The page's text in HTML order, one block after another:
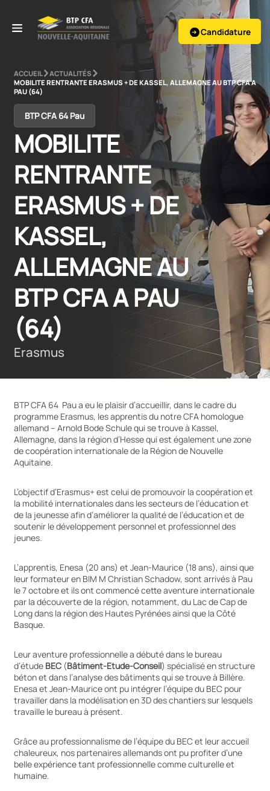
Candidature
ACCUEIL
ACTUALITÉS
MOBILITE RENTRANTE ERASMUS + DE KASSEL, ALLEMAGNE AU BTP CFA A
PAU (64)
BTP CFA 64 Pau
MOBILITE
RENTRANTE
ERASMUS + DE
KASSEL,
ALLEMAGNE AU
BTP CFA A PAU
(64)
Erasmus
BTP CFA 64 Pau a eu le plaisir d’accueillir, dans le cadre du
programme Erasmus, les apprentis du notre CFA homologue
allemand – Arnold Bode Schule qui se trouve à Kassel,
Allemagne, dans la région d’Hesse qui est également une zone
de coopération internationale de la Région de Nouvelle
Aquitaine.
L’objectif d’Erasmus+ est celui de promouvoir la coopération et
la mobilité internationales dans les secteurs de l’éducation et
de la jeunesse afin d’améliorer la qualité de l’éducation et de
soutenir le développement personnel et professionnel des
jeunes.
L’apprentis, Enesa (20 ans) et Jean-Maurice (18 ans), ainsi que
leur formateur en BIM M Christian Schadow, sont arrivés à Pau
le 7 octobre et ils ont commencé cette aventure internationale
par la découverte de la région, notamment, du Lac de Cap de
Long dans la région des Hautes Pyrénées ainsi que la Côté
Basque.
Leur aventure professionnelle a débuté dans le bureau
d’étude BEC(Bâtiment-Etude-Conseil) spécialisé en structure
béton et dans l’analyse des bâtiments qui se trouve à Billère.
Enesa et Jean-Maurice ont pu intégrer l’équipe du BEC pour
travailler dans la modélisation en 3D des chantiers sur lesquels
travaille le bureau à présent.
Grâce au professionnalisme de l’équipe du BEC et leur accueil
chaleureux, nos partenaires allemands ont pu profiter d’une
belle expérience tant professionnelle comme culturelle et
humaine.